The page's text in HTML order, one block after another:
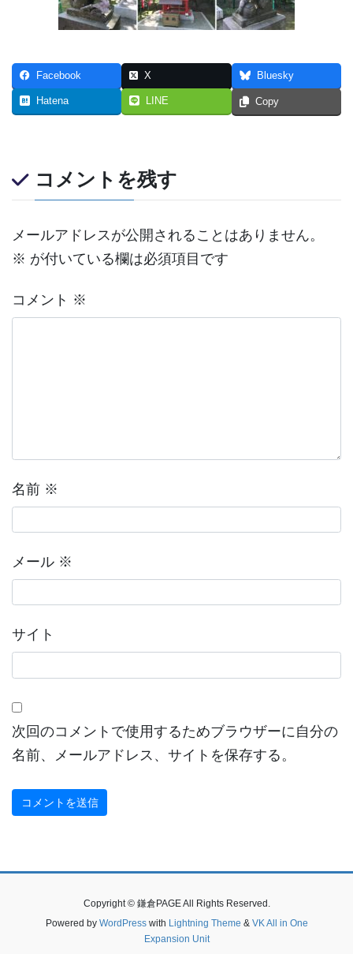
Facebook X Bluesky
Hatena LINE Copy
コメントを残す
メールアドレスが公開されることはありません。
※ が付いている欄は必須項目です
コメント ※
名前 ※
メール ※
サイト
次回のコメントで使用するためブラウザーに自分の
名前、メールアドレス、サイトを保存する。
Copyright © 鎌倉PAGE All Rights Reserved.
Powered by WordPresswith Lightning Theme & VK All in One
Expansion Unit